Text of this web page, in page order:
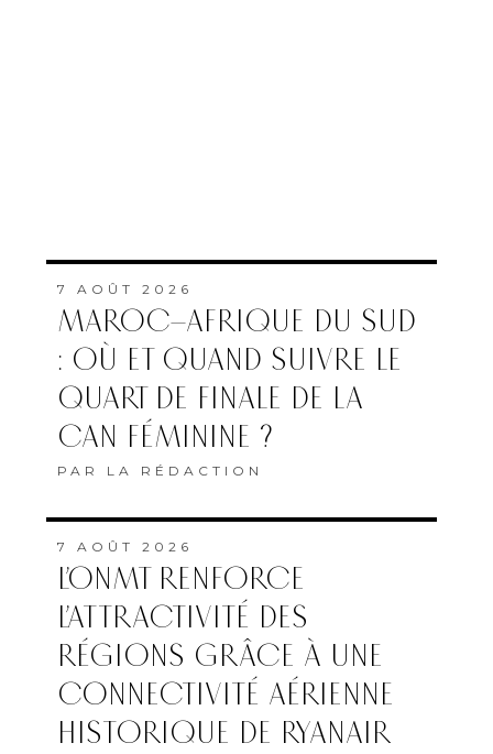
7 AOÛT 2026
MAROC–AFRIQUE DU SUD
: OÙ ET QUAND SUIVRE LE
QUART DE FINALE DE LA
CAN FÉMININE ?
PAR LA RÉDACTION
7 AOÛT 2026
L’ONMT RENFORCE
L’ATTRACTIVITÉ DES
RÉGIONS GRÂCE À UNE
CONNECTIVITÉ AÉRIENNE
HISTORIQUE DE RYANAIR